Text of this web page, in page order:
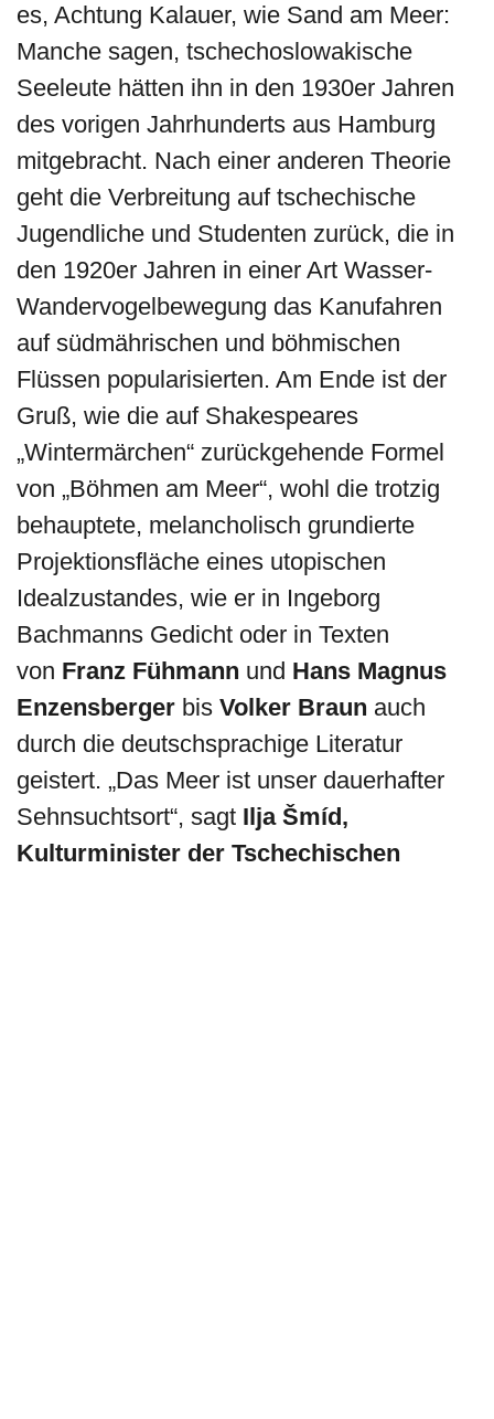
es, Achtung Kalauer, wie Sand am Meer:
Manche sagen, tschechoslowakische
Seeleute hätten ihn in den 1930er Jahren
des vorigen Jahrhunderts aus Hamburg
mitgebracht. Nach einer anderen Theorie
geht die Verbreitung auf tschechische
Jugendliche und Studenten zurück, die in
den 1920er Jahren in einer Art Wasser-
Wandervogelbewegung das Kanufahren
auf südmährischen und böhmischen
Flüssen popularisierten. Am Ende ist der
Gruß, wie die auf Shakespeares
„Wintermärchen“ zurückgehende Formel
von „Böhmen am Meer“, wohl die trotzig
behauptete, melancholisch grundierte
Projektionsfläche eines utopischen
Idealzustandes, wie er in Ingeborg
Bachmanns Gedicht oder in Texten
von Franz Fühmann und Hans Magnus
Enzensberger bis Volker Braun auch
durch die deutschsprachige Literatur
geistert. „Das Meer ist unser dauerhafter
Sehnsuchtsort“, sagt Ilja Šmíd,
Kulturminister der Tschechischen